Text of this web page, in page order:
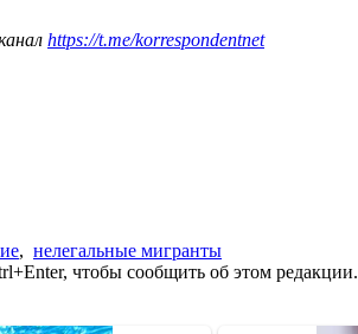
https://t.me/korrespondentnet
, нелегальные мигранты
чтобы сообщить об этом редакции.